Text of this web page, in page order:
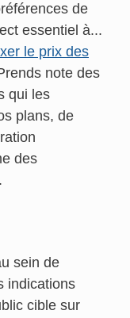
de
essentiel à...
le prix des
note des
qui les
plans, de
des
sein de
indications
cible sur